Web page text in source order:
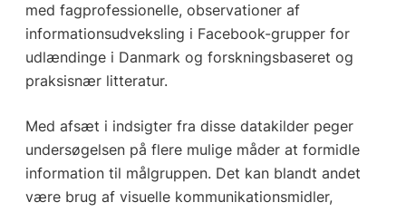
med fagprofessionelle, observationer af
informationsudveksling i Facebook-grupper for
udlændinge i Danmark og forskningsbaseret og
praksisnær litteratur.
Med afsæt i indsigter fra disse datakilder peger
undersøgelsen på flere mulige måder at formidle
information til målgruppen. Det kan blandt andet
være brug af visuelle kommunikationsmidler,